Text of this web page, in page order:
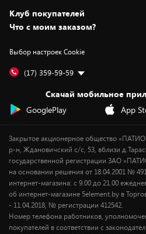
Статьи и обзоры
Вакансии
Дай пять добру!
Безналичный расчёт
Обмен и возврат товара
Обработка персональных данных
Подарочные карты
Установка техники
Для игровых консолей
Для мобильных устройств
Для компьютеров
Сервисные центры
Скидки и промокоды
Белорусские товары
Бонусы
Оплата частями
Новинки
Клуб покупателей
Что с моим заказом?
Выбор настроек Cookie
(17) 359-59-59
Скачай мобильное
GooglePlay
App
Закрытое акционерное общество
р-н, Ждановичский с/с, 53, вблизи
государственной регистрации ЗАО
на основании решения от 18.04.2001 №
интернет-магазина: с 9.00 до 21.00
об интернет-магазине 5element.by в
- 11.04.2018, № регистрации 412542.
Номер телефона работников,
покупателей в соответствии с